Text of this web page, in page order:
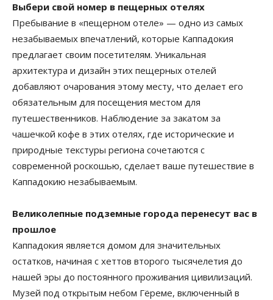
Выбери свой номер в пещерных отелях
Пребывание в «пещерном отеле» — одно из самых
незабываемых впечатлений, которые Каппадокия
предлагает своим посетителям. Уникальная
архитектура и дизайн этих пещерных отелей
добавляют очарования этому месту, что делает его
обязательным для посещения местом для
путешественников. Наблюдение за закатом за
чашечкой кофе в этих отелях, где исторические и
природные текстуры региона сочетаются с
современной роскошью, сделает ваше путешествие в
Каппадокию незабываемым.
Великолепные подземные города перенесут вас в
прошлое
Каппадокия является домом для значительных
остатков, начиная с хеттов второго тысячелетия до
нашей эры до постоянного проживания цивилизаций.
Музей под открытым небом Гёреме, включенный в